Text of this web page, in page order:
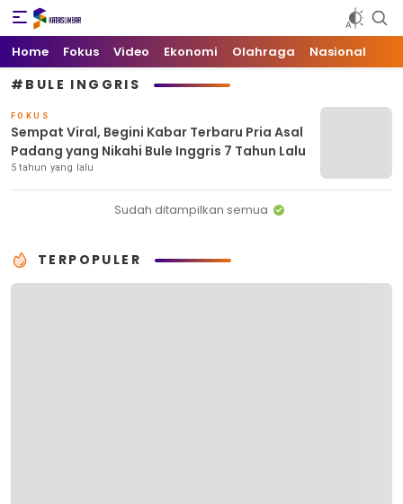
Kata Sumbar
Berita Sumbar Hari Ini
Home Fokus Video Ekonomi Olahraga Nasional
#BULE INGGRIS
FOKUS
Sempat Viral, Begini Kabar Terbaru Pria Asal
Padang yang Nikahi Bule Inggris 7 Tahun Lalu
5 tahun yang lalu
Sudah ditampilkan semua
TERPOPULER